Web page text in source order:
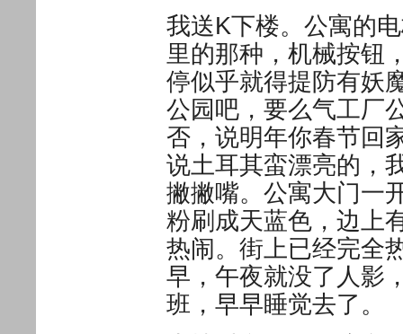
我送K下楼。公寓的
里的那种，机械按钮
停似乎就得提防有妖
公园吧，要么气工厂
否，说明年你春节回
说土耳其蛮漂亮的，
撇撇嘴。公寓大门一
粉刷成天蓝色，边上
热闹。街上已经完全
早，午夜就没了人影
班，早早睡觉去了。